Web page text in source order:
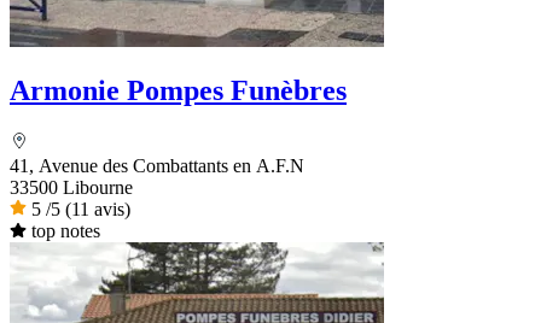
Armonie Pompes Funèbres
41, Avenue des Combattants en A.F.N
33500 Libourne
5 /5 (11 avis)
top notes